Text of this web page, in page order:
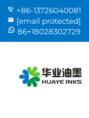
+86-13726040081
[email protected]
86+18028302729